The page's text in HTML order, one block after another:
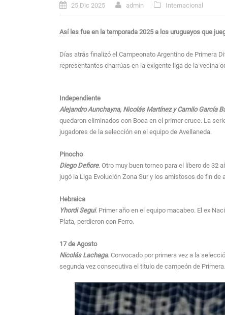
25 Dic 2025 admin Internacional
Así les fue en la temporada 2025 a los uruguayos que
Días atrás finalizó el Campeonato Argentino de Primera
representantes charrúas en la exigente liga de la vecina
Independiente
Alejandro Aunchayna, Nicolás Martínez y Camilo García
quedaron eliminados con Boca en el primer cruce. La
jugadores de la selección en el equipo de Avellaneda.
Pinocho
Diego Defiore. Otro muy buen torneo para el líbero de 32
jugó la Liga Evolución Zona Sur y los amistosos de fin de
Hebraica
Yhordi Segui. Primer año en el equipo macabeo. El ex
Plata, perdieron con Ferro.
17 de Agosto
Nicolás Lachaga. Convocado por primera vez a la
segunda vez consecutiva el titulo de campeón de